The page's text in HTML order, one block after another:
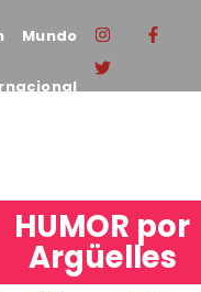
Mundo
HUMOR por
Argüelles​